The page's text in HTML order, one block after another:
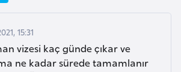
15:31
vizesi kaç günde çıkar ve
ne kadar sürede tamamlanır